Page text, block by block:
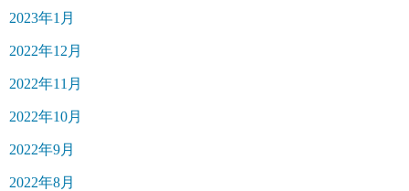
2023年1月
2022年12月
2022年11月
2022年10月
2022年9月
2022年8月